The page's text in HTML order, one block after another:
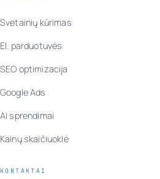
Svetainių kūrimas
El. parduotuvės
SEO optimizacija
Google Ads
AI sprendimai
Kainų skaičiuoklė
KONTAKTAI